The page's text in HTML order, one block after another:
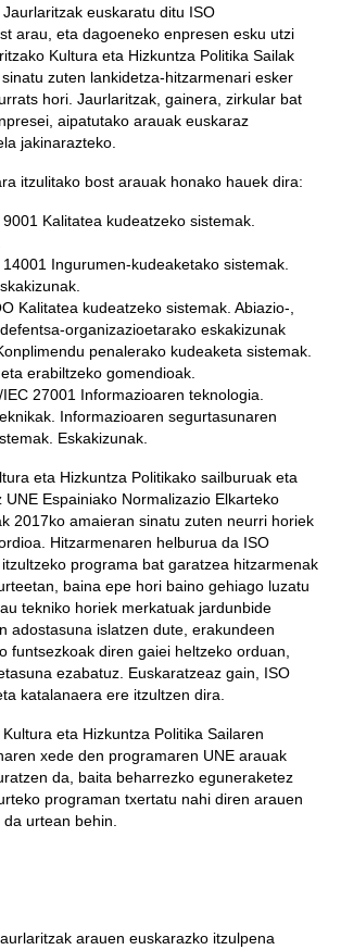
euskaratu ditu ISO
arau, eta dagoeneko enpresen esku utzi
Kultura eta Hizkuntza Politika Sailak
zuten lankidetza-hitzarmenari esker
hori. Jaurlaritzak, gainera, zirkular bat
aipatutako arauak euskaraz
jakinarazteko.
bost arauak honako hauek dira:
Kalitatea kudeatzeko sistemak.
14001 Ingurumen-kudeaketako sistemak.
Kalitatea kudeatzeko sistemak. Abiazio-,
organizazioetarako eskakizunak
penalerako kudeaketa sistemak.
erabiltzeko gomendioak.
27001 Informazioaren teknologia.
Informazioaren segurtasunaren
Eskakizunak.
eta Hizkuntza Politikako sailburuak eta
UNE Espainiako Normalizazio Elkarteko
2017ko amaieran sinatu zuten neurri horiek
Hitzarmenaren helburua da ISO
programa bat garatzea hitzarmenak
baina epe hori baino gehiago luzatu
tekniko horiek merkatuak jardunbide
adostasuna islatzen dute, erakundeen
funtsezkoak diren gaiei heltzeko orduan,
ezabatuz. Euskaratzeaz gain, ISO
katalanaera ere itzultzen dira.
eta Hizkuntza Politika Sailaren
xede den programaren UNE arauak
da, baita beharrezko eguneraketez
programan txertatu nahi diren arauen
urtean behin.
arauen euskarazko itzulpena